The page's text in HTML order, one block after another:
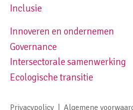
Inclusie
Footer navigation right
Innoveren en ondernemen
Governance
Intersectorale samenwerking
Ecologische transitie
Privacypolicy Algemene